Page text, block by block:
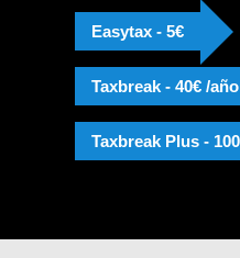
Easytax - 5€
Taxbreak - 40€ /año
Taxbreak Plus -